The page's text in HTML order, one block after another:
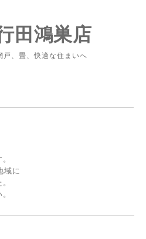
田鴻巣店
戸、畳、快適な住まいへ
域に